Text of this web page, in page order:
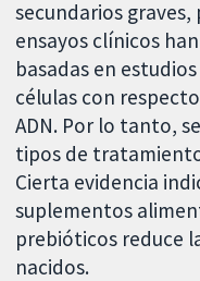
secundarios
ensayos clínicos
basadas en
células con
ADN. Por lo tanto,
tipos de
Cierta evidencia
suplementos
prebióticos reduce
nacidos.